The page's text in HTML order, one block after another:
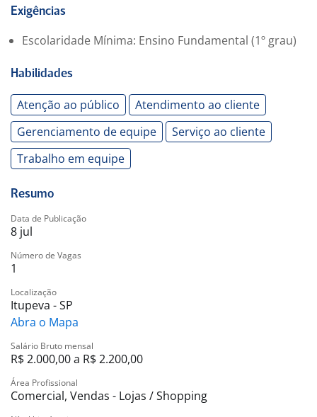
O que buscamos:
atender clientes, tenham disposição para aprender e
desejem crescer junto com uma empresa que valoriza
o desenvolvimento dos seus colaboradores.
Exigências
Escolaridade Mínima: Ensino Fundamental (1º grau)
Habilidades
Atenção ao público
Atendimento ao cliente
Gerenciamento de equipe
Serviço ao cliente
Trabalho em equipe
Resumo
Data de Publicação
8 jul
Número de Vagas
1
Localização
Itupeva - SP
Abra o Mapa
Salário Bruto mensal
R$ 2.000,00 a R$ 2.200,00
Área Profissional
Comercial, Vendas - Lojas / Shopping